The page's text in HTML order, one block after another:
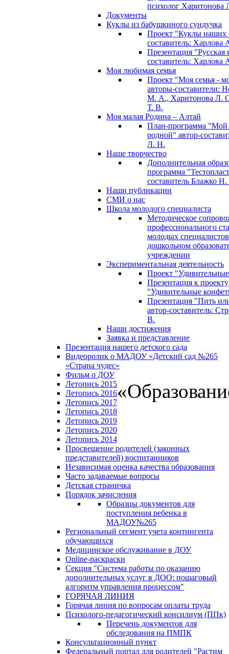
психолог Харитонова
Документы
Куклы из бабушкиного сундучка
Проект "Куклы наших
составитель:
Презентация "Русская
составитель:
Моя любимая семья
Проект "Моя семья -
авторы-составители:
М. А., Харитонова Л.
Т. В.
Моя малая Родина – Алтай
План-программа "Мой
родной" автор-
Л. Н.
Наше творчество
Дополнительная
программа
составитель Блажко
Наши публикации
СМИ о нас
Школа молодого специалиста
Методическое
профессионального
молодых
дошкольном
учреждении
Экспериментальная деятельность
Проект
Презентация к проекту
"Удивительные
Презентация "Пить
автор-составитель:
В.
Наши достижения
Заявка и представление
Презентация нашего детского сада
Видеоролик о МАДОУ «Детский сад №265
«Страна чудес»
Фильм о ДОУ
Летопись 2015
Летопись 2016
Летопись 2017
Летопись 2018
Летопись 2019
Летопись 2020
Летопись 2014
Просвещение родителей (законных
представителей) воспитанников
Независимая оценка качества образования
Часто задаваемые вопросы
Детская страничка
Порядок зачисления
Образцы документов для
поступления ребенка в
МАДОУ№265
Региональный сегмент учета контингента
обучающихся
Медицинское обслуживание в ДОУ
Online-раскраски
Секция "Система работы по оказанию
дополнительных услуг в ДОО: пошаговый
алгоритм управления процессом"
ГОРЯЧАЯ ЛИНИЯ
Горячая линия по вопросам оплаты труда
Психолого-педагогический консилиум (ППк)
Перечень документов для
обследования на ПМПК
Консультационный пункт
Федеральный портал для родителей "Растим